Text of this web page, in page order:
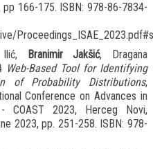
166-175. ISBN: 978-86-7834-
Ilić,
Branimir Jakšić, Dragana
Web-Based Tool for Identifying
of Probability Distributions,
Conference on Advances in
COAST 2023, Herceg Novi,
2023, pp. 251-258. ISBN: 978-